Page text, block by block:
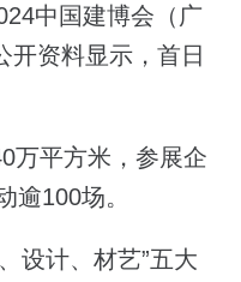
中国建博会（广
开资料显示，首日
万平方米，参展企
逾100场。
设计、材艺”五大